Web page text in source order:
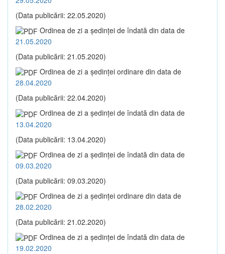
(Data publicării: 22.05.2020)
Ordinea de zi a şedinţei de îndată din data de
21.05.2020
(Data publicării: 21.05.2020)
Ordinea de zi a şedinţei ordinare din data de
28.04.2020
(Data publicării: 22.04.2020)
Ordinea de zi a şedinţei de îndată din data de
13.04.2020
(Data publicării: 13.04.2020)
Ordinea de zi a şedinţei de îndată din data de
09.03.2020
(Data publicării: 09.03.2020)
Ordinea de zi a şedinţei ordinare din data de
28.02.2020
(Data publicării: 21.02.2020)
Ordinea de zi a şedinţei de îndată din data de
19.02.2020